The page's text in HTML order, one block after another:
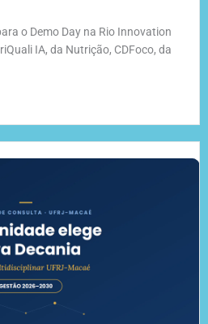
o Demo Day na Rio Innovation
IA, da Nutrição, CDFoco, da